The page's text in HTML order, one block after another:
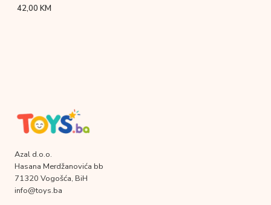
42,00KM
Azal d.o.o.
Hasana Merdžanovića bb
71320 Vogošća, BiH
info@toys.ba